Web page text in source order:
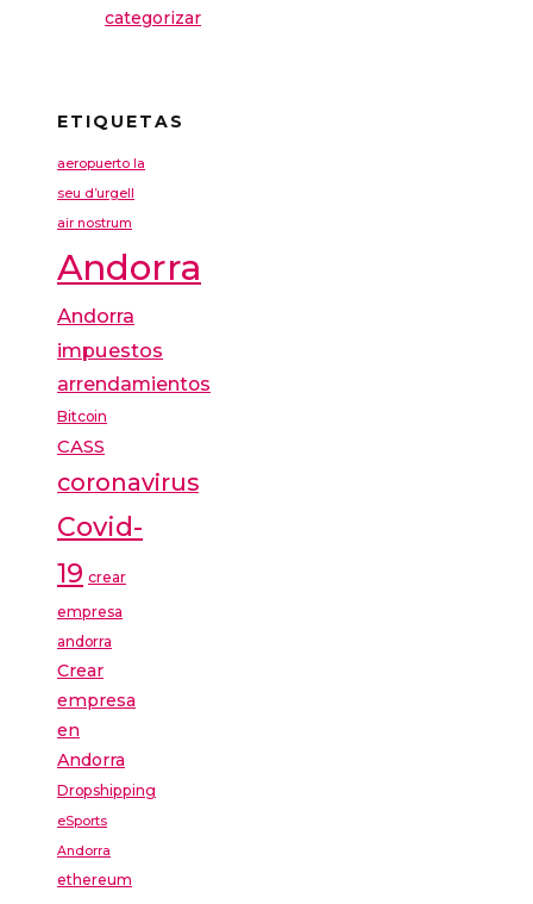
categorizar
ETIQUETAS
aeropuerto la
seu d’urgell
air nostrum
Andorra
Andorra
impuestos
arrendamientos
Bitcoin
CASS
coronavirus
Covid-
19 crear
empresa
andorra
Crear
empresa
en
Andorra
Dropshipping
eSports
Andorra
ethereum